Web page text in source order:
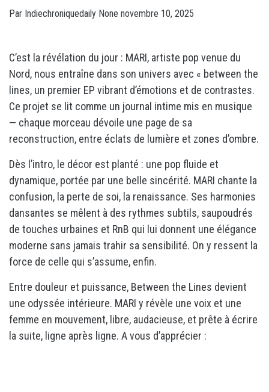
Par Indiechroniquedaily None novembre 10, 2025
C’est la révélation du jour : MARI, artiste pop venue du
Nord, nous entraîne dans son univers avec « between the
lines, un premier EP vibrant d’émotions et de contrastes.
Ce projet se lit comme un journal intime mis en musique
— chaque morceau dévoile une page de sa
reconstruction, entre éclats de lumière et zones d’ombre.
Dès l’intro, le décor est planté : une pop fluide et
dynamique, portée par une belle sincérité. MARI chante la
confusion, la perte de soi, la renaissance. Ses harmonies
dansantes se mêlent à des rythmes subtils, saupoudrés
de touches urbaines et RnB qui lui donnent une élégance
moderne sans jamais trahir sa sensibilité. On y ressent la
force de celle qui s’assume, enfin.
Entre douleur et puissance, Between the Lines devient
une odyssée intérieure. MARI y révèle une voix et une
femme en mouvement, libre, audacieuse, et prête à écrire
la suite, ligne après ligne. A vous d’apprécier :